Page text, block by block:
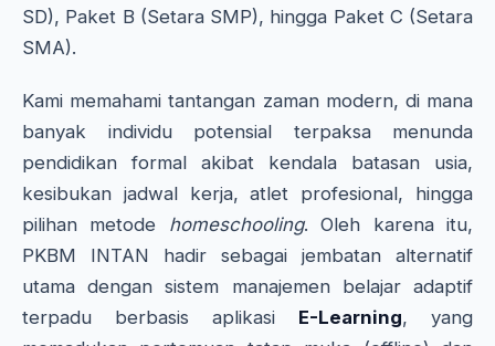
SD), Paket B (Setara SMP), hingga Paket C (Setara
SMA).
Kami memahami tantangan zaman modern, di mana
banyak individu potensial terpaksa menunda
pendidikan formal akibat kendala batasan usia,
kesibukan jadwal kerja, atlet profesional, hingga
pilihan metode homeschooling. Oleh karena itu,
PKBM INTAN hadir sebagai jembatan alternatif
utama dengan sistem manajemen belajar adaptif
terpadu berbasis aplikasi E-Learning, yang